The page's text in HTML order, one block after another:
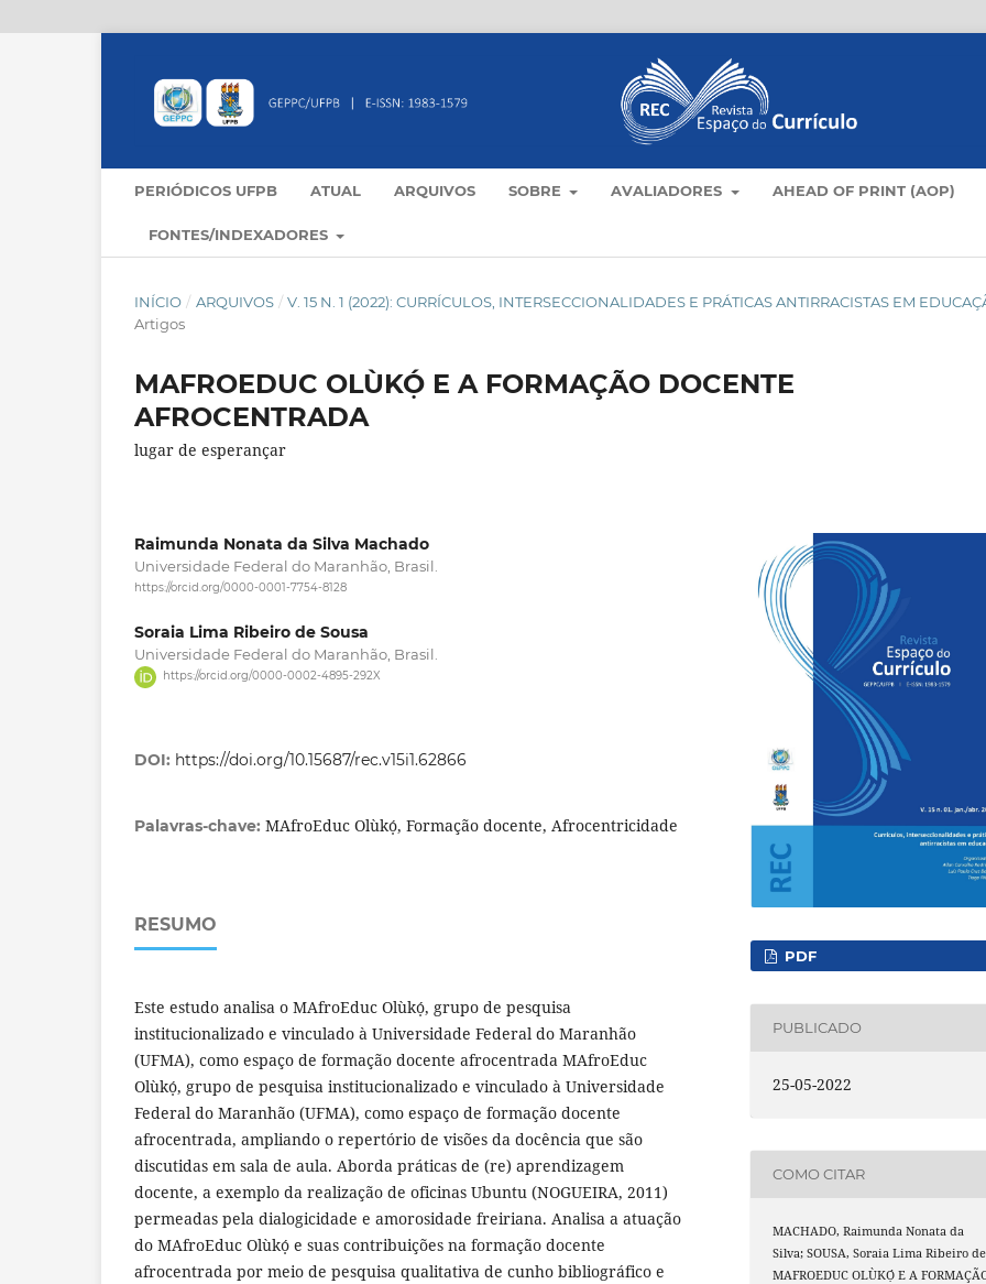
PERIÓDICOS UFPB ATUAL ARQUIVOS SOBRE AVALIADORES AHEAD OF PRINT (AOP)
FONTES/INDEXADORES
INÍCIO / ARQUIVOS / V. 15 N. 1 (2022): CURRÍCULOS, INTERSECCIONALIDADES E PRÁTICAS ANTIRRACISTAS EM
Artigos
MAFROEDUC OLÙKỌ́ E A FORMAÇÃO DOCENTE
AFROCENTRADA
lugar de esperançar
Raimunda Nonata da Silva Machado
Universidade Federal do Maranhão, Brasil.
https://orcid.org/0000-0001-7754-8128
Soraia Lima Ribeiro de Sousa
Universidade Federal do Maranhão, Brasil.
https://orcid.org/0000-0002-4895-292X
DOI: https://doi.org/10.15687/rec.v15i1.62866
Palavras-chave: MAfroEduc Olùkọ́, Formação docente, Afrocentricidade
RESUMO
Este estudo analisa o MAfroEduc Olùkọ́, grupo de pesquisa
institucionalizado e vinculado à Universidade Federal do Maranhão
(UFMA), como espaço de formação docente afrocentrada MAfroEduc
Olùkọ́, grupo de pesquisa institucionalizado e vinculado à Universidade
Federal do Maranhão (UFMA), como espaço de formação docente
afrocentrada, ampliando o repertório de visões da docência que são
discutidas em sala de aula. Aborda práticas de (re) aprendizagem
docente, a exemplo da realização de oficinas Ubuntu (NOGUEIRA, 2011)
permeadas pela dialogicidade e amorosidade freiriana. Analisa a atuação
do MAfroEduc Olùkọ́ e suas contribuições na formação docente
afrocentrada por meio de pesquisa qualitativa de cunho bibliográfico e
PDF
PUBLICADO
25-05-2022
COMO CITAR
MACHADO, Raimunda Nonata da
Silva; SOUSA, Soraia Lima Ribeiro
MAFROEDUC OLÙKỌ́ E A